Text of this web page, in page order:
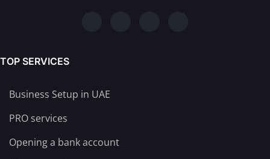
TOP SERVICES
Business Setup in UAE
PRO services
Opening a bank account